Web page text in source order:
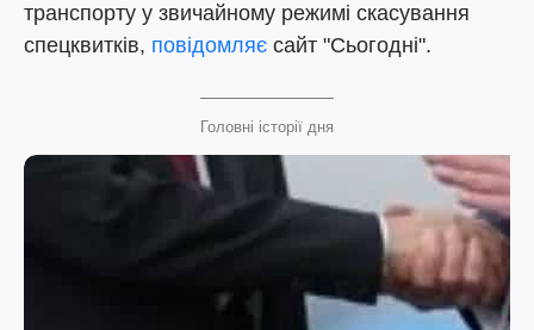
транспорту у звичайному режимі скасування
спецквитків, повідомляє сайт "Сьогодні".
Головні історії дня